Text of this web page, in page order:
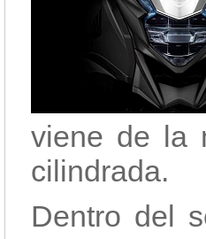
viene de la
cilindrada.
Dentro del